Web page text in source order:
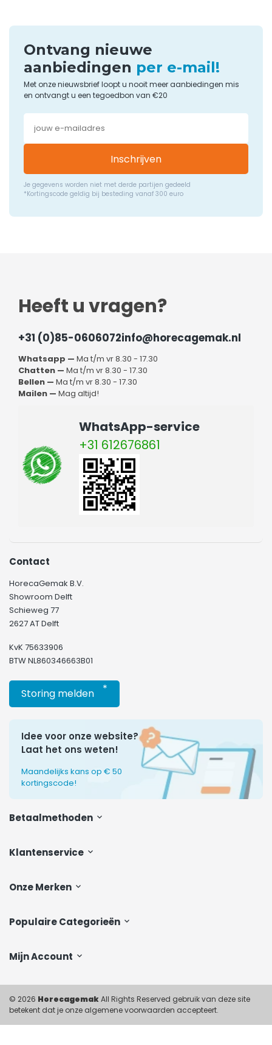
Ontvang nieuwe
aanbiedingen per e-mail!
Met onze nieuwsbrief loopt u nooit meer aanbiedingen mis
en ontvangt u een tegoedbon van €20
Inschrijven
Je gegevens worden niet met derde partijen gedeeld
*Kortingscode geldig bij besteding vanaf 300 euro
Heeft u vragen?
+31 (0)85-0606072info@horecagemak.nl
Whatsapp — Ma t/m vr 8.30 - 17.30
Chatten — Ma t/m vr 8.30 - 17.30
Bellen — Ma t/m vr 8.30 - 17.30
Mailen — Mag altijd!
WhatsApp-service
+31 612676861
Klantenservice
Onze Merken
Populaire Categorieën
Mijn Account
Contact
HorecaGemak B.V.
Showroom Delft
Schieweg 77
2627 AT Delft
KvK 75633906
BTW NL860346663B01
Storing melden *
Idee voor onze website?
Laat het ons weten!
Maandelijks kans op € 50
kortingscode!
Betaalmethoden
© 2026 HorecagemakAll Rights Reserved gebruik van deze site
betekent dat je onze algemene voorwaarden accepteert.